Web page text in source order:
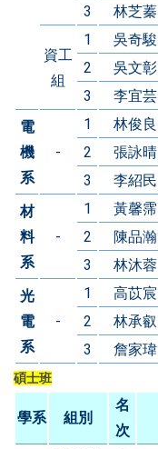
3
林芝蓁
資工
組
1 吳奇駿
2
吳文彰
3
李宜芸
電
機
系
-
1 林俊良
2
張詠晴
3
李紹民
材
料
系
-
1 黃馨霈
2
陳品瀚
3
林沐蓉
光
電
系
-
1 高苡宸
2
林承叡
3
詹家瑋
碩士班
學系 組別
名
次